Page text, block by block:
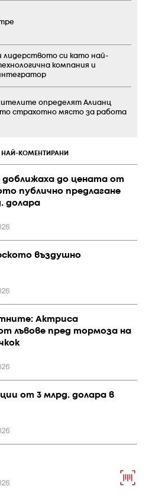
НАЙ-КОМЕНТИРАНИ
доближаха до цената от
публично предлагане
долара
въздушно
Актриса
лъвове пред тормоза на
от 3 млрд. долара в
лидерството си като най-
компания и
определят Алианц
страхотно място за работа